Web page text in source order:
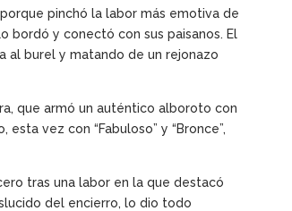
pinchó la labor más emotiva de
bordó y conectó con sus paisanos. El
burel y matando de un rejonazo
que armó un auténtico alboroto con
vez con “Fabuloso” y “Bronce”,
tras una labor en la que destacó
del encierro, lo dio todo